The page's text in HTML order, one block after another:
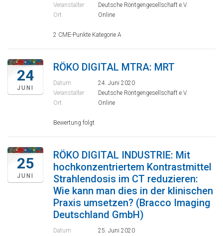
Veranstalter
Deutsche Röntgengesellschaft e.V.
Ort
Online
2 CME-Punkte Kategorie A
24
JUNI
RÖKO DIGITAL MTRA: MRT
Datum
24. Juni 2020
Veranstalter
Deutsche Röntgengesellschaft e.V.
Ort
Online
Bewertung folgt
25
JUNI
RÖKO DIGITAL INDUSTRIE: Mit
hochkonzentriertem Kontrastmittel
Strahlendosis im CT reduzieren:
Wie kann man dies in der klinischen
Praxis umsetzen? (Bracco Imaging
Deutschland GmbH)
Datum
25. Juni 2020